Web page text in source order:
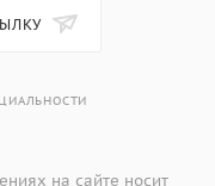
на сайте носит